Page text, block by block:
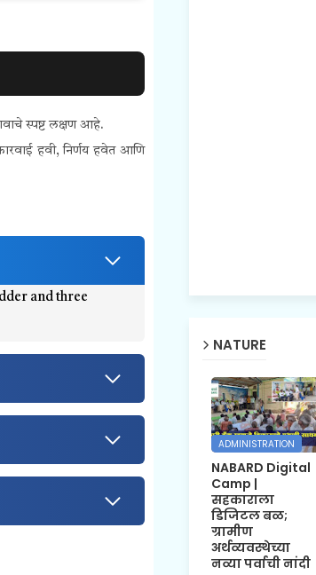
स्पष्ट लक्षण आहे.
हवी, निर्णय हवेत आणि
and three
NATURE
ADMINISTRATION
NABARD Digital
Camp |
सहकाराला
डिजिटल बळ;
ग्रामीण
अर्थव्यवस्थेच्या
नव्या पर्वाची नांदी